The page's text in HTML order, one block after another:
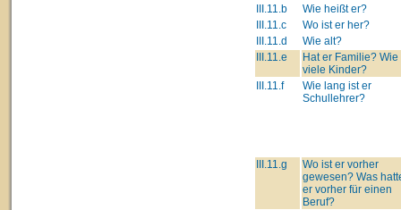
III.11.b
Wie heißt er?
III.11.c
Wo ist er her?
III.11.d
Wie alt?
III.11.e
Hat er Familie? Wie
viele Kinder?
III.11.f
Wie lang ist er
Schullehrer?
III.11.g
Wo ist er vorher
gewesen? Was
er vorher für einen
Beruf?